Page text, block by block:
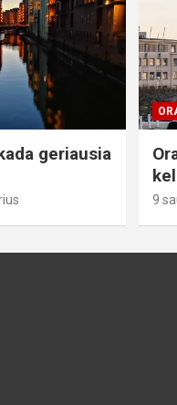
geriausia
9